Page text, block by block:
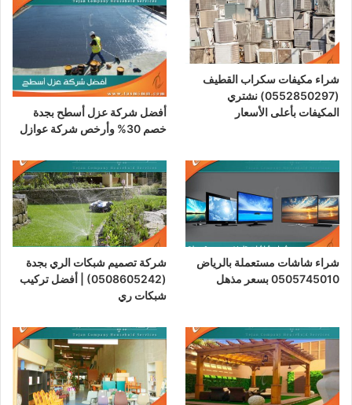
شراء مكيفات سكراب القطيف
(0552850297) نشتري
المكيفات بأعلى الأسعار
أفضل شركة عزل أسطح بجدة
خصم 30% وأرخص شركة عوازل
شراء شاشات مستعملة بالرياض
0505745010 بسعر مذهل
شركة تصميم شبكات الري بجدة
(0508605242) | أفضل تركيب
شبكات ري